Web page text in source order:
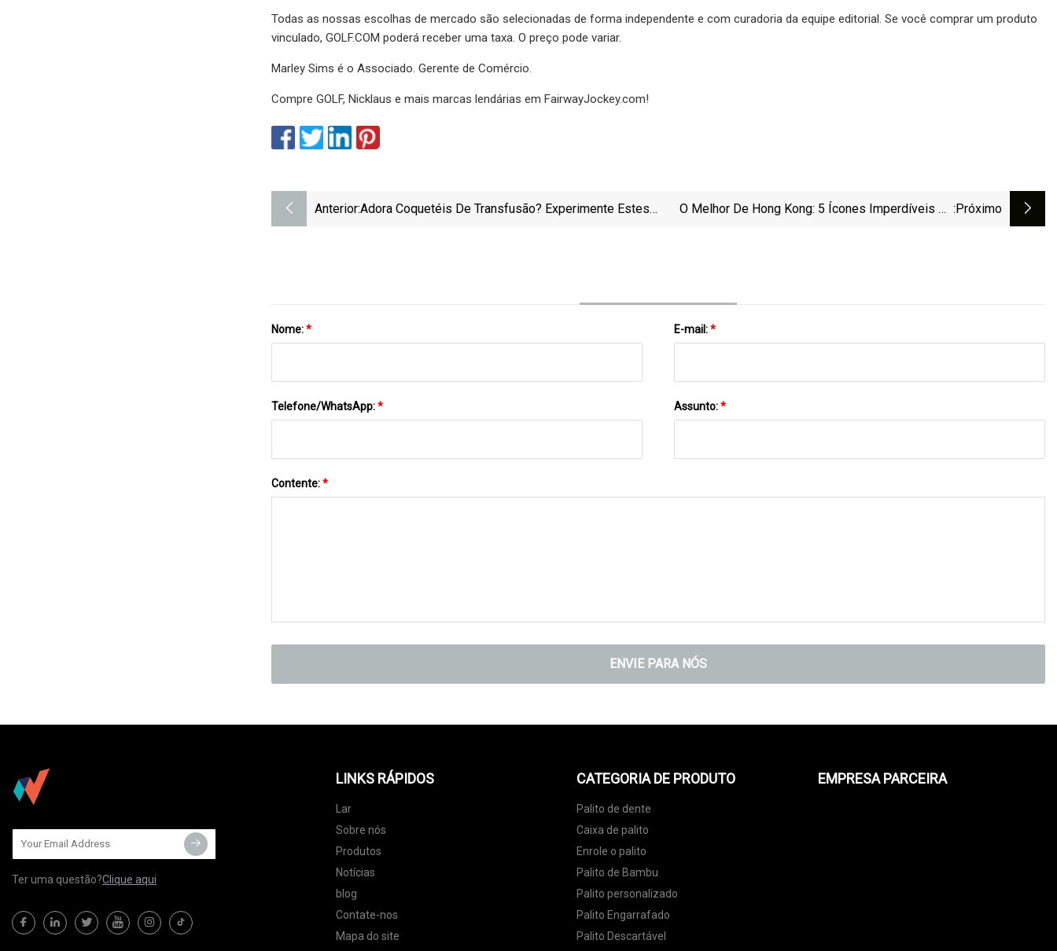
Todas as nossas escolhas de mercado são selecionadas de forma independente e com curadoria da equipe editorial. Se você comprar um produto
vinculado, GOLF.COM poderá receber uma taxa. O preço pode variar.
Marley Sims é o Associado. Gerente de Comércio.
Compre GOLF, Nicklaus e mais marcas lendárias em FairwayJockey.com!
Anterior:Adora Coquetéis De Transfusão? Experimente Estes
O Melhor De Hong Kong: 5 Ícones Imperdíveis Da :próximo
Nome:* E-mail:*
Telefone/WhatsApp:* Assunto:*
Contente:*
ENVIE PARA NÓS
Ter uma questão?Clique aqui
LINKS RÁPIDOS
Lar
Sobre nós
Produtos
Notícias
blog
Contate-nos
Mapa do site
CATEGORIA DE PRODUTO
Palito de dente
Caixa de palito
Enrole o palito
Palito de Bambu
Palito personalizado
Palito Engarrafado
Palito Descartável
EMPRESA PARCEIRA